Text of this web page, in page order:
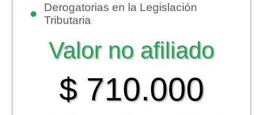
Derogatorias en la Legislación
Tributaria
Valor no afiliado
$ 710.000